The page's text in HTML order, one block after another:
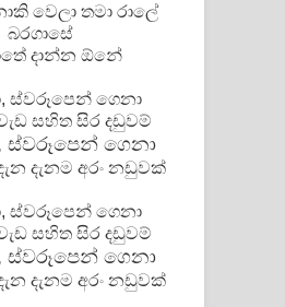
වෙලා තමා රාලේ
බරගාසේ
දාන්න ඕනේ
ස්වරූපෙන් ගෙනා
සහිත සිර දඩුවම්
ස්වරූපෙන් ගෙනා
දැනම අරං නඩුවක්
ස්වරූපෙන් ගෙනා
සහිත සිර දඩුවම්
ස්වරූපෙන් ගෙනා
දැනම අරං නඩුවක්